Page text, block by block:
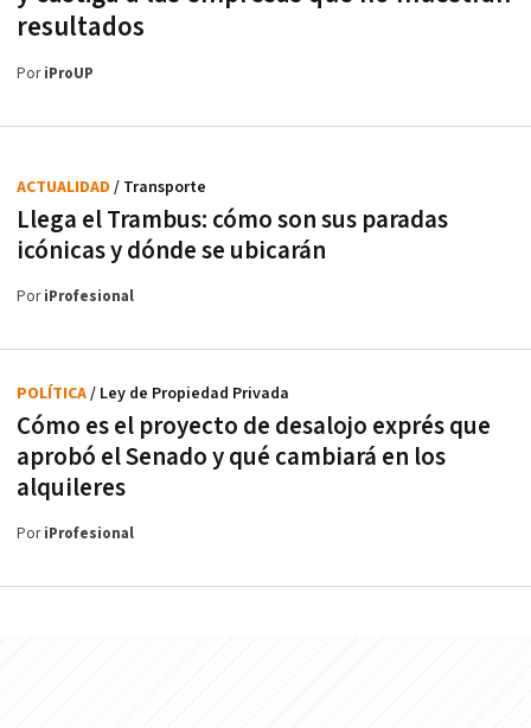
resultados
PoriProUP
Llega el Trambus: cómo son sus paradas
icónicas y dónde se ubicarán
ACTUALIDAD / Transporte
PoriProfesional
Cómo es el proyecto de desalojo exprés que
aprobó el Senado y qué cambiará en los
alquileres
POLÍTICA/ Ley de Propiedad Privada
PoriProfesional